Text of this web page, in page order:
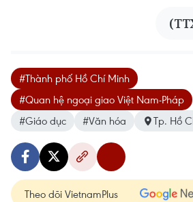
#Thành phố Hồ Chí Minh
#Quan hệ ngoại giao Việt Nam-Pháp
#Giáo dục
#Văn hóa Tp. Hồ
Theo dõi VietnamPlus